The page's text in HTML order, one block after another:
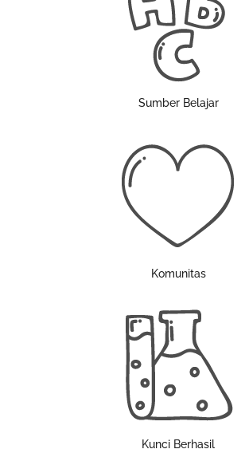
Sumber Belajar
Komunitas
Kunci Berhasil